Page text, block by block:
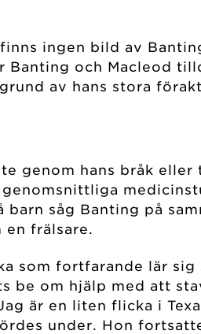
ingen bild av
och Macleod
av hans stora
genom hans bråk eller
såg Banting på
frälsare.
som fortfarande lär sig
be om hjälp med att
är en liten flicka i
under. Hon